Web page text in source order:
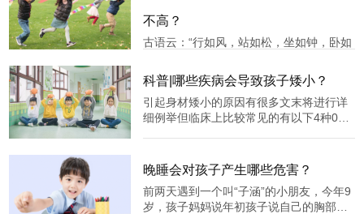
害“最小化”，家长一旦发现孩子有性发
不高？
古语云：“行如风，站如松，坐如钟，卧如
康和精神面貌，对于生长发育阶段的孩子
来说，不良姿势甚至影响到孩子的身高。
如果孩子小的时候不注意正确姿势的养
成，坐时习惯弓着腰，站时低头塌肩，经
科普|哪些疾病会导致孩子矮小？
引起身材矮小的原因有很多文末将进行详
细例举但临床上比较常见的有以下4种01
大。但是遗传因素也可以受到后天生长环
境因素的影响。02出生时的低体重和身长
如果孩子在出生时的体重低于正常
晚睡会对孩子产生哪些危害？
前两天遇到一个叫“子涵”的小朋友，今年9
岁，孩子妈妈说年初孩子说自己的胸部经